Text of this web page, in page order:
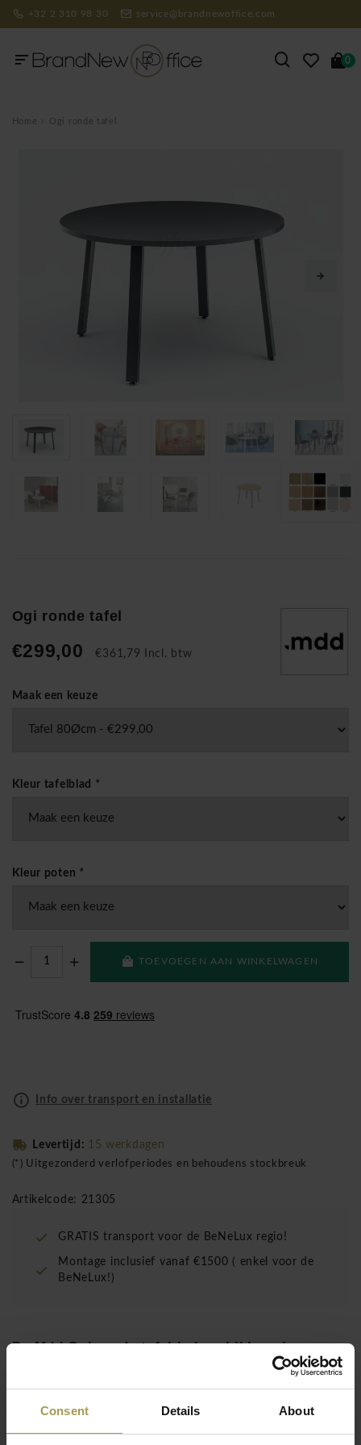
Consent Details About
+32 2 310 98 30 service@brandnewoffice.com
0
Home Ogi ronde tafel
Ogi ronde tafel
€299,00 €361,79 Incl. btw
Maak een keuze
Kleur tafelblad *
Kleur poten *
TOEVOEGEN AAN WINKELWAGEN
Info over transport en installatie
Levertijd: 15 werkdagen
(*) Uitgezonderd verlofperiodes en behoudens stockbreuk
Artikelcode: 21305
GRATIS transport voor de BeNeLux regio!
Montage inclusief vanaf €1500 ( enkel voor de
BeNeLux!)
De Mdd Ogi ronde tafel is beschikbaar in
verschillende maten gaande van 80Øcm -
Ontwerp:
Materiaal:Melamine spaanplaat E1 melamine 28mm